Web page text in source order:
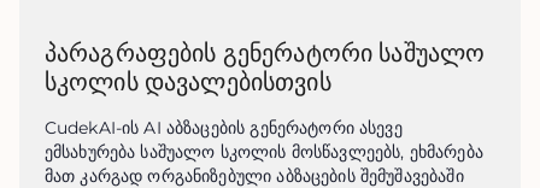
პარაგრაფების გენერატორი საშუალო
სკოლის დავალებისთვის
CudekAI-ის AI აბზაცების გენერატორი ასევე
ემსახურება საშუალო სკოლის მოსწავლეებს, ეხმარება
მათ კარგად ორგანიზებული აბზაცების შემუშავებაში